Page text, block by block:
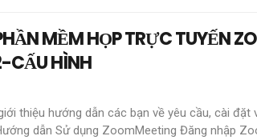
MỀM HỌP TRỰC TUYẾN
CẤU HÌNH
thiệu hướng dẫn các bạn về yêu cầu, cài đặt
dẫn Sử dụng ZoomMeeting Đăng nhập